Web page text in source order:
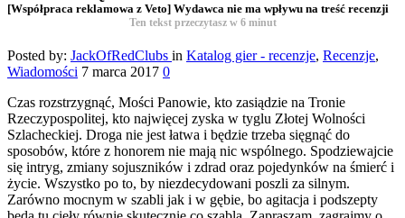
[Współpraca reklamowa z Veto] Wydawca nie ma wpływu na treść recenzji
Ten tekst przeczytasz w 6 minut
Posted by: JackOfRedClubs in Katalog gier - recenzje, Recenzje,
Wiadomości 7 marca 2017 0
Czas rozstrzygnąć, Mości Panowie, kto zasiądzie na Tronie
Rzeczypospolitej, kto najwięcej zyska w tyglu Złotej Wolności
Szlacheckiej. Droga nie jest łatwa i będzie trzeba sięgnąć do
sposobów, które z honorem nie mają nic wspólnego. Spodziewajcie
się intryg, zmiany sojuszników i zdrad oraz pojedynków na śmierć i
życie. Wszystko po to, by niezdecydowani poszli za silnym.
Zarówno mocnym w szabli jak i w gębie, bo agitacja i podszepty